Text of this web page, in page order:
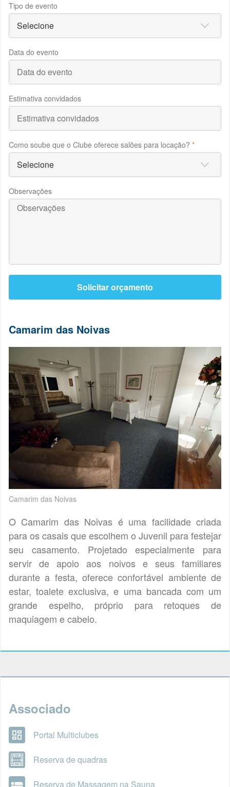
Tipo de evento
Data do evento
Estimativa convidados
Como soube que o Clube oferece salões para locação? *
Observações
Camarim das Noivas
Camarim das Noivas
O Camarim das Noivas é uma facilidade criada
para os casais que escolhem o Juvenil para festejar
seu casamento. Projetado especialmente para
servir de apoio aos noivos e seus familiares
durante a festa, oferece confortável ambiente de
estar, toalete exclusiva, e uma bancada com um
grande espelho, próprio para retoques de
maquiagem e cabelo.
Associado
Portal Multiclubes
Reserva de quadras
Reserva de Massagem na Sauna